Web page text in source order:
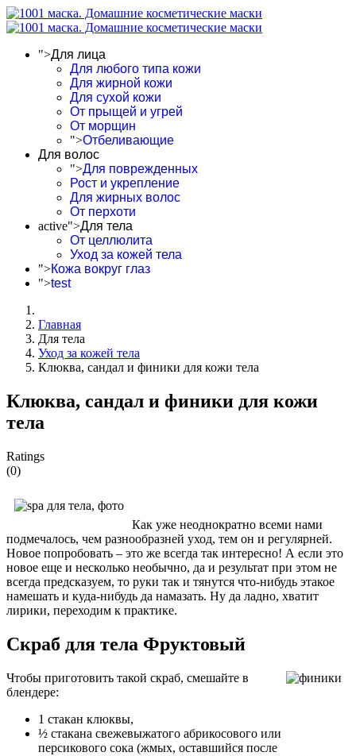
">Для лица
Для любого типа кожи
Для жирной кожи
Для сухой кожи
От прыщей и угрей
От морщин
">Отбеливающие
Для волос
">Для поврежденных
Рост и укрепление
Для жирных волос
От перхоти
active">Для тела
От целлюлита
Уход за кожей тела
">Кожа вокруг глаз
">test
Главная
Для тела
Уход за кожей тела
Клюква, сандал и финики для кожи тела
Клюква, сандал и финики для кожи
тела
Ratings
(0)
Как уже неоднократно всеми нами
подмечалось, чем разнообразней уход, тем он и регулярней.
Новое попробовать – это же всегда так интересно! А если это
новое еще и несколько необычно, да и результат при этом не
всегда предсказуем, то руки так и тянутся что-нибудь этакое
намешать и куда-нибудь да намазать. Ну да ладно, хватит
лирики, переходим к практике.
Скраб для тела Фруктовый
Чтобы приготовить такой скраб, смешайте в
блендере:
1 стакан клюквы,
½ стакана свежевыжатого абрикосового или
персикового сока (жмых, оставшийся после